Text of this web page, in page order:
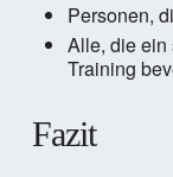
Personen,
Alle, die ein
Training
Fazit